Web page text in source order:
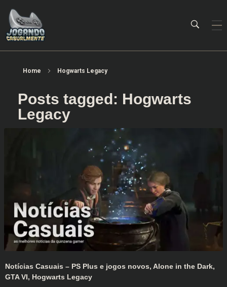
Home Hogwarts Legacy
Posts tagged: Hogwarts
Legacy
Notícias Casuais – PS Plus e jogos novos, Alone in the Dark,
GTA VI, Hogwarts Legacy